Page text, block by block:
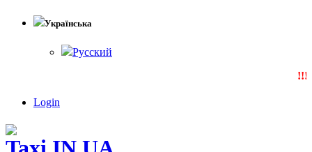
Українська
Русский
Login